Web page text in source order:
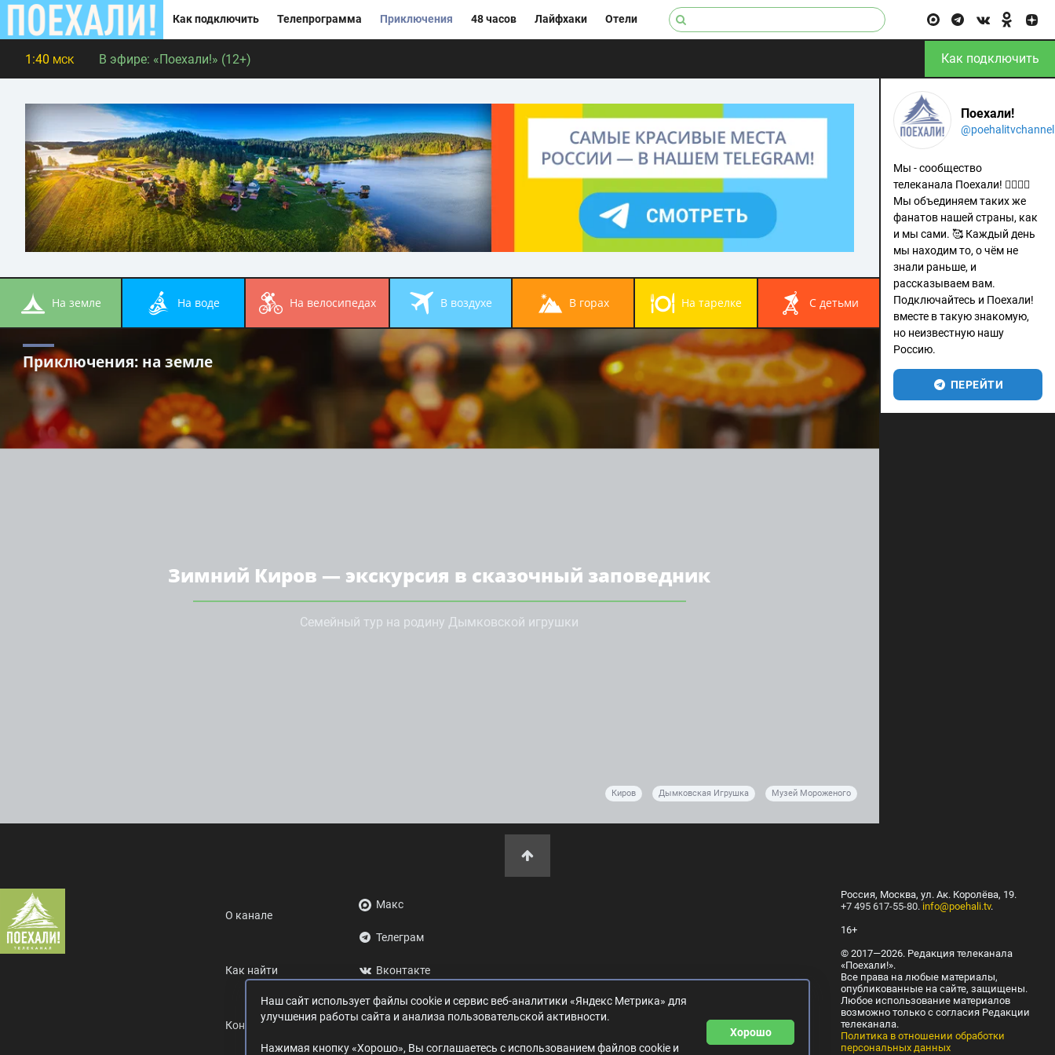
Как подключить Телепрограмма Приключения 48 часов Лайфхаки Отели
1:40 МСК В эфире: «Поехали!» (12+) Как подключить
на земле на воде на велосипедах в воздухе в горах на тарелке с детьми
Приключения: на земле
Зимний Киров — экскурсия в сказочный заповедник
Семейный тур на родину Дымковской игрушки
Киров Дымковская Игрушка Музей Мороженого
Поехали!
@poehalitvchannel
Мы - сообщество
телеканала Поехали! 🙋‍♂️🙋‍♀️
Мы объединяем таких же
фанатов нашей страны, как
и мы сами. 🥰 Каждый день
мы находим то, о чём не
знали раньше, и
рассказываем вам.
Подключайтесь и Поехали!
вместе в такую знакомую,
но неизвестную нашу
Россию.
ПЕРЕЙТИ
О канале
Как найти
Контакты
Макс
Телеграм
Вконтакте
ОК
Россия, Москва, ул. Ак. Королёва, 19.
+7 495 617-55-80. info@poehali.tv.
16+
© 2017—2026. Редакция телеканала
«Поехали!».
Все права на любые материалы,
опубликованные на сайте, защищены.
Любое использование материалов
возможно только с согласия Редакции
телеканала.
Политика в отношении обработки
персональных данных
Наш сайт использует файлы cookie и сервис веб-аналитики «Яндекс Метрика» для
улучшения работы сайта и анализа пользовательской активности.
Нажимая кнопку «Хорошо», Вы соглашаетесь с использованием файлов cookie и
Хорошо